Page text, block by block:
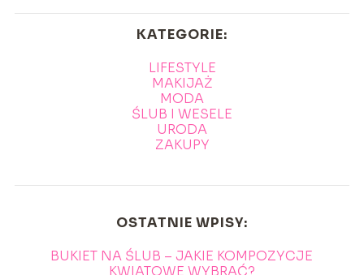
KATEGORIE:
LIFESTYLE
MAKIJAŻ
MODA
ŚLUB I WESELE
URODA
ZAKUPY
OSTATNIE WPISY:
BUKIET NA ŚLUB – JAKIE KOMPOZYCJE